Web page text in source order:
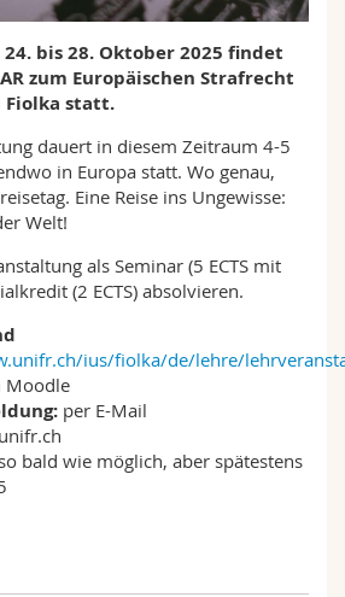
Fak.
bis 28. Oktober 2025 findet
zum Europäischen Strafrecht
Fiolka statt.
dauert in diesem Zeitraum 4-5
in Europa statt. Wo genau,
Eine Reise ins Ungewisse:
Welt!
als Seminar (5 ECTS mit
(2 ECTS) absolvieren.
ius/fiolka/de/lehre/
Moodle
per E-Mail
so bald wie möglich, aber spätestens